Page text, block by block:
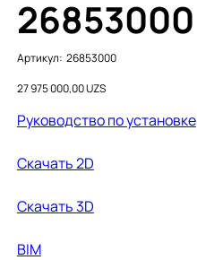
26853000
Артикул: Артикул:
26853000
26853000
Цена
27 975 000,00 UZS
Руководство по установке
Скачать 2D
Cкачать 3D
BIM